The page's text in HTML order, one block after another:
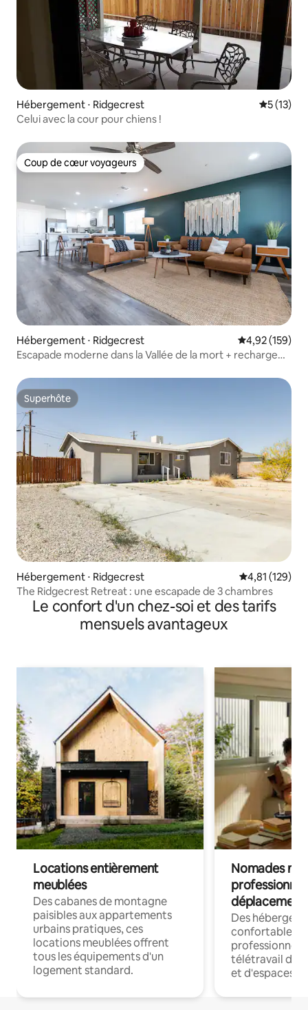
Hébergement ⋅ Ridgecrest
5 (13)
Celui avec la cour pour chiens !
Coup de cœur voyageurs
Coup de cœur voyageurs
Hébergement ⋅ Ridgecrest Évaluation
4,92 (159)
Escapade moderne dans la Vallée de la mort + recharge
Superhôte
Superhôte
Hébergement ⋅ Ridgecrest Évaluation
4,81 (129)
The Ridgecrest Retreat : une escapade de 3 chambres
Le confort d'un chez-soi et des tarifs
mensuels avantageux
Locations entièrement
meublées
Des cabanes de montagne
paisibles aux appartements
urbains pratiques, ces
locations meublées offrent
tous les équipements d'un
logement standard.
Nomades
déplacement
Des
confortables
professionnels
télétravail
et d'espaces